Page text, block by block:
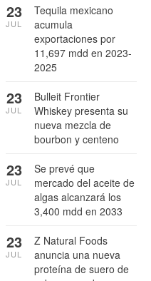
Tequila mexicano
acumula
exportaciones por
11,697 mdd en 2023-
2025
23
JUL
Bulleit Frontier
Whiskey presenta su
nueva mezcla de
bourbon y centeno
23
JUL
Se prevé que
mercado del aceite de
algas alcanzará los
3,400 mdd en 2033
23
JUL
Z Natural Foods
anuncia una nueva
proteína de suero de
23
JUL